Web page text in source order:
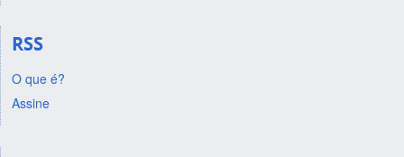
RSS
O que é?
Assine